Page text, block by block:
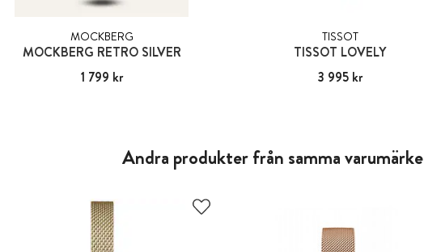
MOCKBERG
MOCKBERG RETRO SILVER
Pris :1 799 kr
1 799 kr
TISSOT
TISSOT LOVELY
Pris :3 995 kr
3 995 kr
Andra produkter från samma varumärke